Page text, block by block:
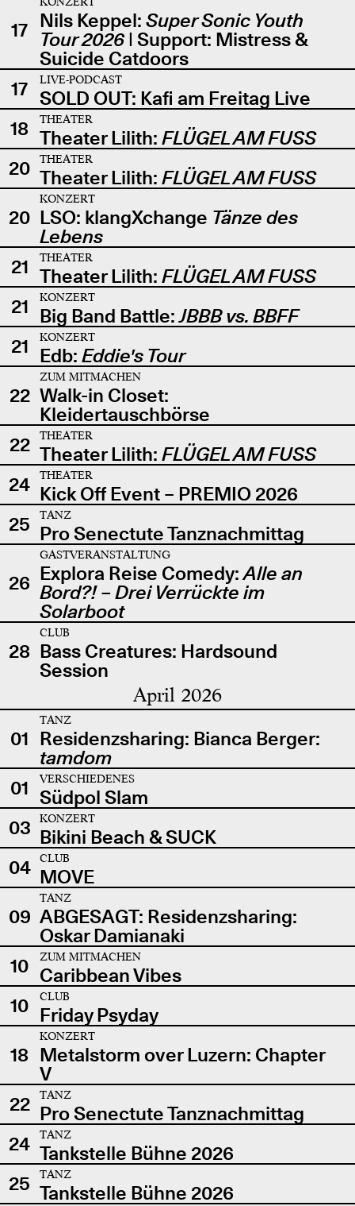
17 Nils Keppel: Super Sonic Youth
Tour 2026| Support: Mistress &
Suicide Catdoors
17
LIVE-PODCAST
SOLD OUT: Kafi am Freitag Live
18
THEATER
Theater Lilith: FLÜGEL AM FUSS
20
THEATER
Theater Lilith: FLÜGEL AM FUSS
20
KONZERT
LSO: klangXchange Tänze des
Lebens
21
THEATER
Theater Lilith: FLÜGEL AM FUSS
21
KONZERT
Big Band Battle:JBBB vs. BBFF
21
KONZERT
Edb: Eddie's Tour
22
ZUM MITMACHEN
Walk-in Closet:
Kleidertauschbörse
22
THEATER
Theater Lilith: FLÜGEL AM FUSS
24
THEATER
Kick Off Event – PREMIO 2026
25
TANZ
Pro Senectute Tanznachmittag
26
GASTVERANSTALTUNG
Explora Reise Comedy:Alle an
Bord?! – Drei Verrückte im
Solarboot
28
CLUB
Bass Creatures: Hardsound
Session
April 2026
01
TANZ
Residenzsharing: Bianca Berger:
tamdom
01
VERSCHIEDENES
Südpol Slam
03
KONZERT
Bikini Beach & SUCK
04
CLUB
MOVE
09
TANZ
ABGESAGT: Residenzsharing:
Oskar Damianaki
10
ZUM MITMACHEN
Caribbean Vibes
10
CLUB
Friday Psyday
18
KONZERT
Metalstorm over Luzern: Chapter
V
22
TANZ
Pro Senectute Tanznachmittag
24
TANZ
Tankstelle Bühne 2026
25
TANZ
Tankstelle Bühne 2026